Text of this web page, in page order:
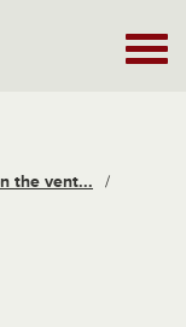
the vent...
/